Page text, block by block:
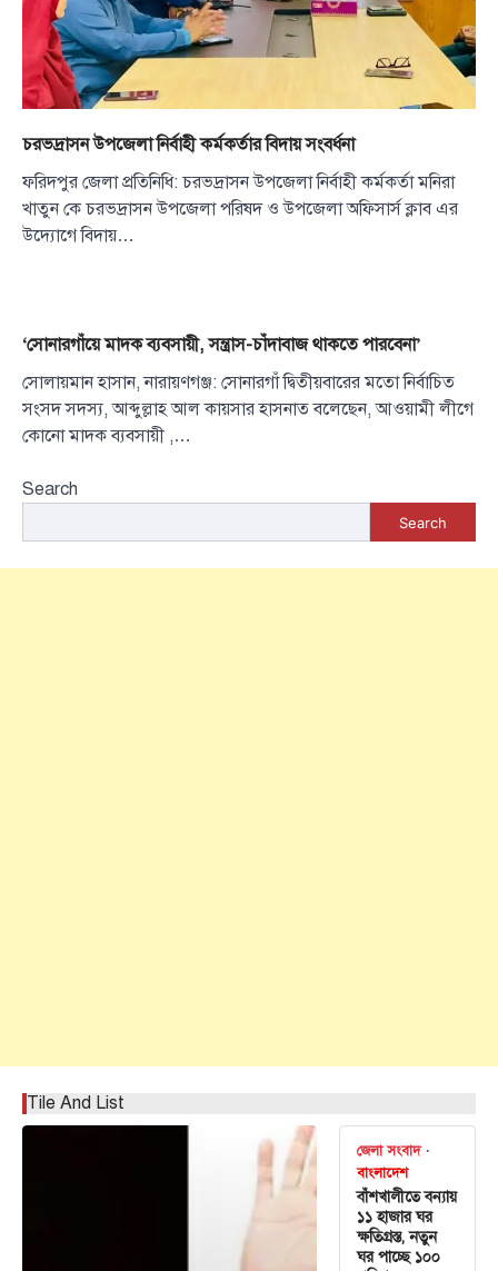
চরভদ্রাসন উপজেলা নির্বাহী কর্মকর্তার বিদায় সংবর্ধনা
ফরিদপুর জেলা প্রতিনিধি: চরভদ্রাসন উপজেলা নির্বাহী কর্মকর্তা মনিরা
খাতুন কে চরভদ্রাসন উপজেলা পরিষদ ও উপজেলা অফিসার্স ক্লাব এর
উদ্যোগে বিদায়…
‘সোনারগাঁয়ে মাদক ব্যবসায়ী, সন্ত্রাস-চাঁদাবাজ থাকতে পারবেনা’
সোলায়মান হাসান, নারায়ণগঞ্জ: সোনারগাঁ দ্বিতীয়বারের মতো নির্বাচিত
সংসদ সদস্য, আব্দুল্লাহ আল কায়সার হাসনাত বলেছেন, আওয়ামী লীগে
কোনো মাদক ব্যবসায়ী ,…
Search
Search
Tile And List
জেলা সংবাদ
বাংলাদেশ
বাঁশখালীতে বন্যায়
১১ হাজার ঘর
ক্ষতিগ্রস্ত, নতুন
ঘর পাচ্ছে ১০০